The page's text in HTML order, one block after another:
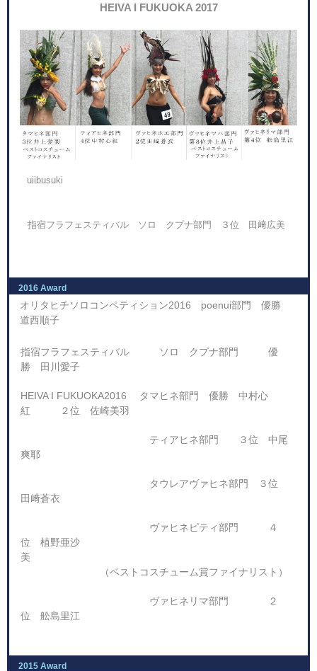
HEIVA I FUKUOKA 2017
uiibusuki
指宿フラフェスティバル ソロ クプナ部門 ３位 田﨑広美
2016 Award
オリタヒチソロコンペティション2016 poenui部門 優勝
道西順子
指宿フラフェスティバル ソロ クプナ部門 優
勝 田川愛子
HEIVA I FUKUOKA2016 タマヒネ部門 優勝 中村心
紅 ２位 佐崎美羽
ティアヒネ部門 ３位 中尾
爽耶
タウレアヴァヒネ部門 ３位
田﨑蒼衣
ヴァヒネピティ部門 ４
位 植野亜沙
美
（ベストコスチューム賞ファイナリスト）
ヴァヒネリマ部門 ２
位 舩島里江
2015 Award